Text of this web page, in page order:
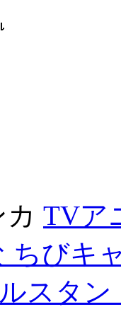
TVア
ちびキ
スタン